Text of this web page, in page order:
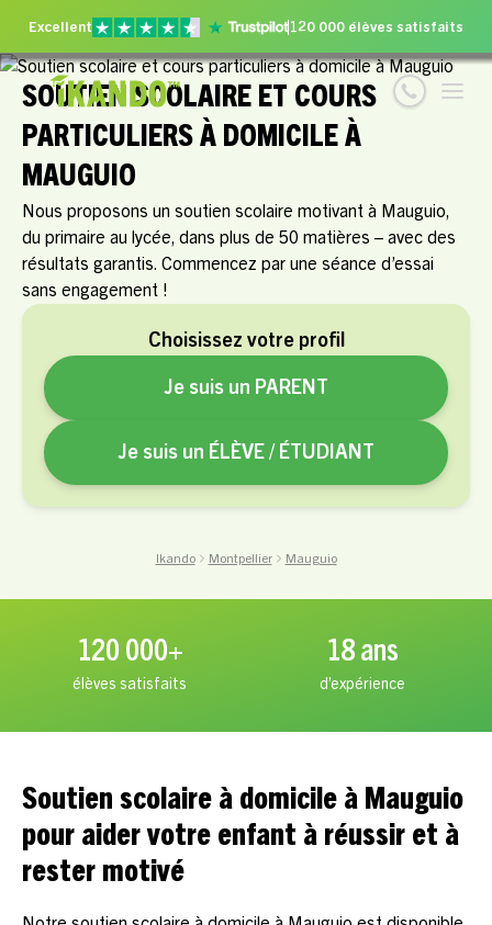
Excellent 120 000 élèves satisfaits
Ikando Montpellier Mauguio
SOUTIEN SCOLAIRE ET COURS
PARTICULIERS À DOMICILE À
MAUGUIO
Nous proposons un soutien scolaire motivant à Mauguio,
du primaire au lycée, dans plus de 50 matières – avec des
résultats garantis. Commencez par une séance d’essai
sans engagement !
Choisissez votre profil
Je suis un PARENT
Je suis un ÉLÈVE / ÉTUDIANT
120 000+
élèves satisfaits
18 ans
d’expérience
Soutien scolaire à domicile à Mauguio
pour aider votre enfant à réussir et à
rester motivé